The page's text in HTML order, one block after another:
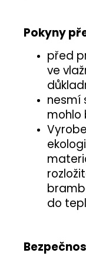
Pokyny
před
ve
nesmí
mohlo
do